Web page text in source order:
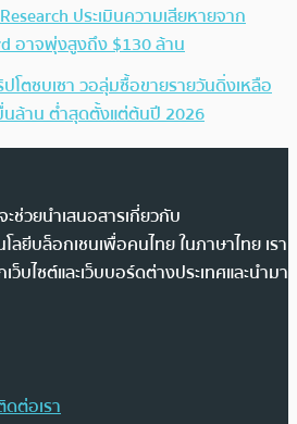
ประเมินความเสียหายจาก
อาจพุ่งสูงถึง $130 ล้าน
โตซบเซา วอลุ่มซื้อขายรายวันดิ่งเหลือ
ล้าน ต่ำสุดตั้งแต่ต้นปี 2026
ช่วยนำเสนอสารเกี่ยวกับ
ลยีบล็อกเชนเพื่อคนไทย ในภาษาไทย เรา
บไซต์และเว็บบอร์ดต่างประเทศและนำมา
ดต่อเรา